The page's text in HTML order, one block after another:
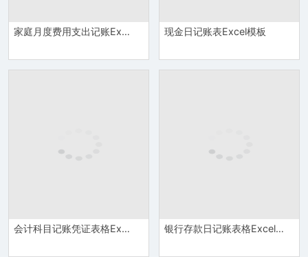
家庭月度费用支出记账Excel表格 现金日记账表Excel模板
会计科目记账凭证表格Excel模板 银行存款日记账表格Excel模板